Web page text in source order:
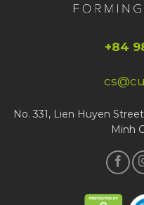
+84
No. 331, Lien Huyen
Minh